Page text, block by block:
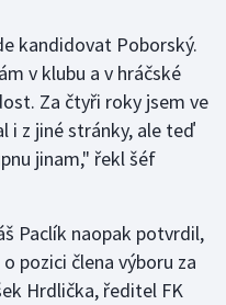
kandidovat Poborský.
v klubu a v hráčské
Za čtyři roky jsem ve
i z jiné stránky, ale teď
jinam," řekl šéf
Paclík naopak potvrdil,
pozici člena výboru za
Hrdlička, ředitel FK